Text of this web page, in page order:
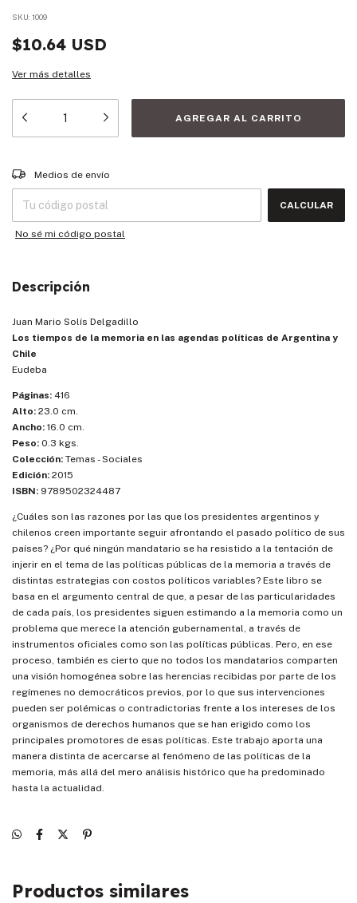
SKU: 1009
$10.64 USD
Ver más detalles
Entregas para el CP:
Medios de envío
CALCULAR
No sé mi código postal
Descripción
Juan Mario Solís Delgadillo
Los tiempos de la memoria en las agendas políticas de Argentina y
Chile
Eudeba
Páginas: 416
Alto: 23.0 cm.
Ancho: 16.0 cm.
Peso: 0.3 kgs.
Colección: Temas - Sociales
Edición: 2015
ISBN: 9789502324487
¿Cuáles son las razones por las que los presidentes argentinos y
chilenos creen importante seguir afrontando el pasado político de sus
países? ¿Por qué ningún mandatario se ha resistido a la tentación de
injerir en el tema de las políticas públicas de la memoria a través de
distintas estrategias con costos políticos variables? Este libro se
basa en el argumento central de que, a pesar de las particularidades
de cada país, los presidentes siguen estimando a la memoria como un
problema que merece la atención gubernamental, a través de
instrumentos oficiales como son las políticas públicas. Pero, en ese
proceso, también es cierto que no todos los mandatarios comparten
una visión homogénea sobre las herencias recibidas por parte de los
regímenes no democráticos previos, por lo que sus intervenciones
pueden ser polémicas o contradictorias frente a los intereses de los
organismos de derechos humanos que se han erigido como los
principales promotores de esas políticas. Este trabajo aporta una
manera distinta de acercarse al fenómeno de las políticas de la
memoria, más allá del mero análisis histórico que ha predominado
hasta la actualidad.
Productos similares